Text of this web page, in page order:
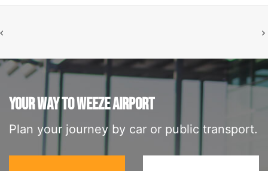
YOUR WAY TO WEEZE AIRPORT
Plan your journey by car or public transport.